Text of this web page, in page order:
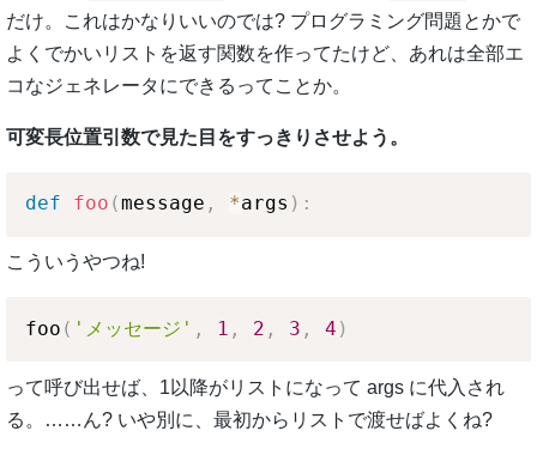
だけ。これはかなりいいのでは? プログラミング問題とかで
よくでかいリストを返す関数を作ってたけど、あれは全部エ
コなジェネレータにできるってことか。
可変長位置引数で見た目をすっきりさせよう。
def foo (message , *args ) :
こういうやつね!
foo ( 'メッセージ' , 1 , 2 , 3 , 4 )
って呼び出せば、1以降がリストになって args に代入され
る。……ん? いや別に、最初からリストで渡せばよくね?